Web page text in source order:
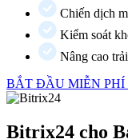
Chiến dịch
Kiểm soát
Nâng cao
BẮT ĐẦU MIỄN PHÍ
Bitrix24 cho